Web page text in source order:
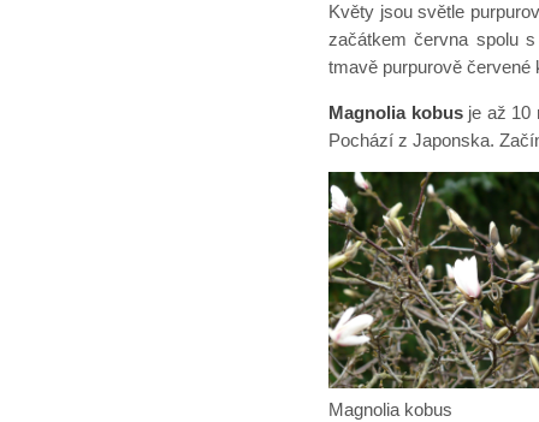
Květy jsou světle
začátkem června spolu
tmavě purpurově červené
Magnolia kobusje až 10
Pochází z Japonska.
Magnolia